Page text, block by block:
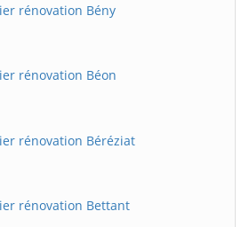
rénovation Bény
rénovation Béon
rénovation Béréziat
rénovation Bettant